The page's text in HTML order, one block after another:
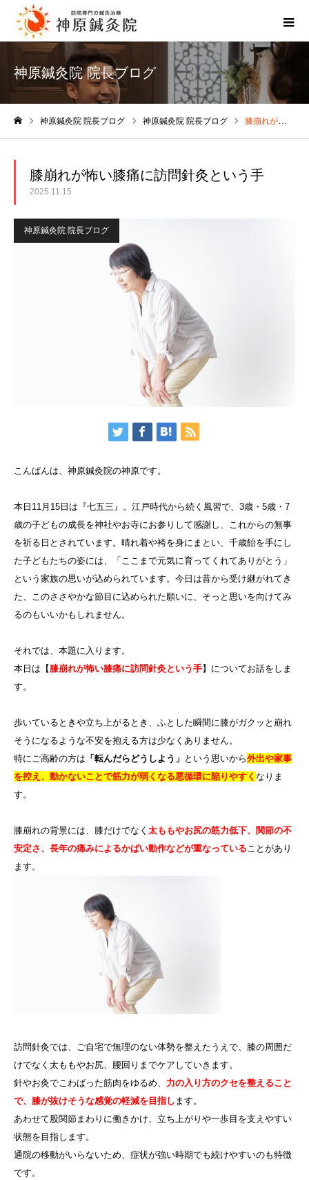
神原鍼灸院 院長ブログ
神原鍼灸院 院長ブログ 神原鍼灸院 院長ブログ 膝崩れが怖い膝痛に訪問針灸という手
膝崩れが怖い膝痛に訪問針灸という手
2025.11.15
神原鍼灸院 院長ブログ
こんばんは、神原鍼灸院の神原です。
本日11月15日は『七五三』。江戸時代から続く風習で、3歳・5歳・7
歳の子どもの成長を神社やお寺にお参りして感謝し、これからの無事
を祈る日とされています。晴れ着や袴を身にまとい、千歳飴を手にし
た子どもたちの姿には、「ここまで元気に育ってくれてありがとう」
という家族の思いが込められています。今日は昔から受け継がれてき
た、このささやかな節目に込められた願いに、そっと思いを向けてみ
るのもいいかもしれません。
それでは、本題に入ります。
本日は【膝崩れが怖い膝痛に訪問針灸という手】についてお話をしま
す。
歩いているときや立ち上がるとき、ふとした瞬間に膝がガクッと崩れ
そうになるような不安を抱える方は少なくありません。
特にご高齢の方は 「転んだらどうしよう」 という思いから外出や家事
を控え、動かないことで筋力が弱くなる悪循環に陥りやすく なりま
す。
膝崩れの背景には、膝だけでなく 太ももやお尻の筋力低下、関節の不
安定さ、長年の痛みによるかばい動作などが重なっていることがあり
ます。
訪問針灸では、ご自宅で無理のない体勢を整えたうえで、膝の周囲だ
けでなく太ももやお尻、腰回りまでケアしていきます。
針やお灸でこわばった筋肉をゆるめ、 力の入り方のクセを整えること
で、膝が抜けそうな感覚の軽減を目指し ます。
あわせて股関節まわりに働きかけ、立ち上がりや一歩目を支えやすい
状態を目指します。
通院の移動がいらないため、症状が強い時期でも続けやすいのも特徴
です。